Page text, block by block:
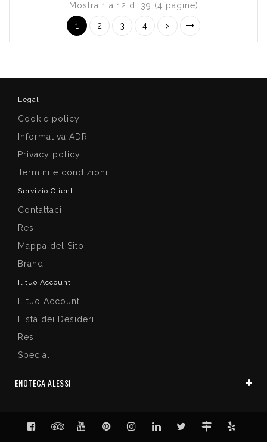
Mostra 1 a 12 di 39 (4 pagine)
1 2 3 4 >
Legal
Cookie policy
Informativa ADR
Privacy policy
Termini e condizioni
Servizio Clienti
Contattaci
Resi
Mappa del Sito
Brand
Il tuo Account
Il tuo Account
Lista dei Desideri
Resi
Speciali
ENOTECA ALESSI